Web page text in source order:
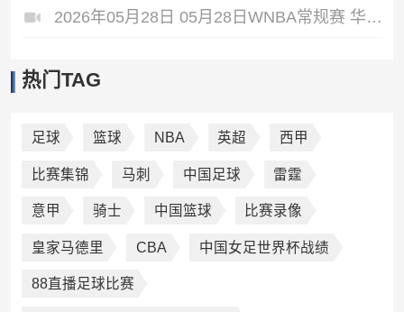
2026年05月28日 05月28日WNBA常规赛 华盛顿神秘人78-64西雅图风暴 全场集锦
热门TAG
足球 篮球 NBA 英超 西甲
比赛集锦 马刺 中国足球 雷霆
意甲 骑士 中国篮球 比赛录像
皇家马德里 CBA 中国女足世界杯战绩
88直播足球比赛